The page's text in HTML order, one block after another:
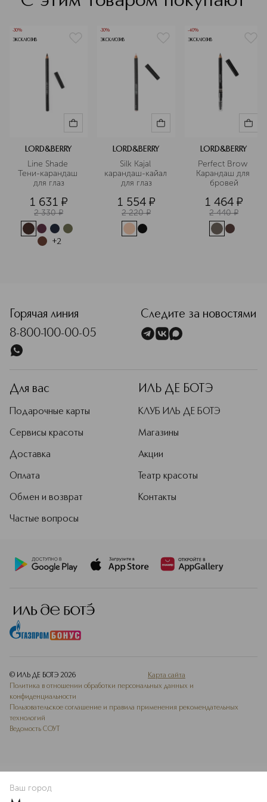
-30%
ЭКСКЛЮЗИВ
LORD&BERRY
Line Shade
Тени-карандаш
для глаз
1 631 ¤
2 330 ¤
+2
-30%
ЭКСКЛЮЗИВ
LORD&BERRY
Silk Kajal
карандаш-кайал
для глаз
1 554 ¤
2 220 ¤
-40%
ЭКСКЛЮЗИВ
LORD&BERRY
Perfect Brow
Карандаш для
бровей
1 464 ¤
2 440 ¤
В КОРЗИНУ
Горячая линия
8-800-100-00-05
Следите за новостями
Для вас
Подарочные карты
Сервисы красоты
Доставка
Оплата
Обмен и возврат
Частые вопросы
ИЛЬ ДЕ БОТЭ
КЛУБ ИЛЬ ДЕ БОТЭ
Магазины
Акции
Театр красоты
Контакты
© ИЛЬ ДЕ БОТЭ 2026
Карта сайта
Политика в отношении обработки персональных данных и
конфиденциальности
Пользовательское соглашение и правила применения рекомендательных
технологий
Ведомость СОУТ
Ваш город